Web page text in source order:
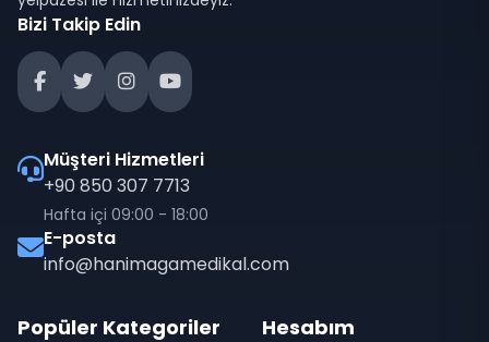
Bizi Takip Edin
Müşteri Hizmetleri
+90 850 307 7713
Hafta içi 09:00 - 18:00
E-posta
info@hanimagamedikal.com
Popüler Kategoriler Hesabım